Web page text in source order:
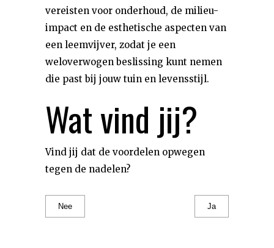
vereisten voor onderhoud, de milieu-
impact en de esthetische aspecten van
een leemvijver, zodat je een
weloverwogen beslissing kunt nemen
die past bij jouw tuin en levensstijl.
Wat vind jij?
Vind jij dat de voordelen opwegen
tegen de nadelen?
Nee Ja